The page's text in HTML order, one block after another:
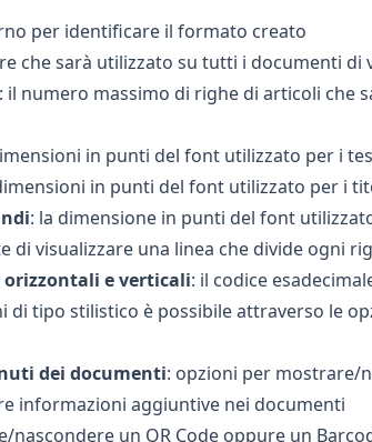
per identificare il formato creato
che sarà utilizzato su tutti i documenti di
: il numero massimo di righe di articoli che
in punti del font utilizzato per i
in punti del font utilizzato per i
: la dimensione in punti del font
di visualizzare una linea che divide ogni
e verticali: il codice
di tipo stilistico è possibile attraverso le
dei documenti: opzioni per mostrare/
informazioni aggiuntive nei documenti
nascondere un QR Code oppure un